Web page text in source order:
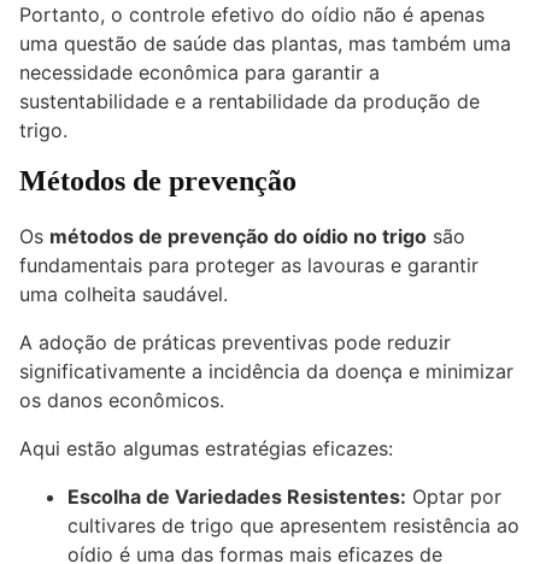
Portanto, o controle efetivo do oídio não é apenas
uma questão de saúde das plantas, mas também uma
necessidade econômica para garantir a
sustentabilidade e a rentabilidade da produção de
trigo.
Métodos de prevenção
Os métodos de prevenção do oídio no trigo são
fundamentais para proteger as lavouras e garantir
uma colheita saudável.
A adoção de práticas preventivas pode reduzir
significativamente a incidência da doença e minimizar
os danos econômicos.
Aqui estão algumas estratégias eficazes:
Escolha de Variedades Resistentes: Optar por
cultivares de trigo que apresentem resistência ao
oídio é uma das formas mais eficazes de